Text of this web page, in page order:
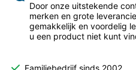
Door onze uitstekende
merken en grote
gemakkelijk en voordelig
u een product niet kunt
Familiebedrijf sinds 2002